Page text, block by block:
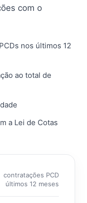
com o
nos últimos 12
ao total de
a Lei de Cotas
contratações PCD
últimos 12 meses